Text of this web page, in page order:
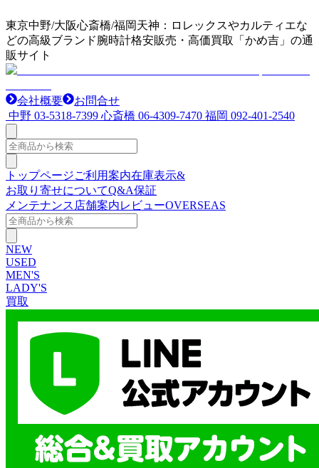
東京中野/大阪心斎橋/福岡天神：ロレックスやカルティエな
どの高級ブランド腕時計格安販売・高価買取「かめ吉」の通
販サイト
会社概要
お問合せ
中野 03-5318-7399 心斎橋 06-4309-7470 福岡 092-401-2540
トップページご利用案内在庫表示&
お取り寄せについてQ&A保証
メンテナンス 店舗案内レビューOVERSEAS
NEW
USED
MEN'S
LADY'S
買取